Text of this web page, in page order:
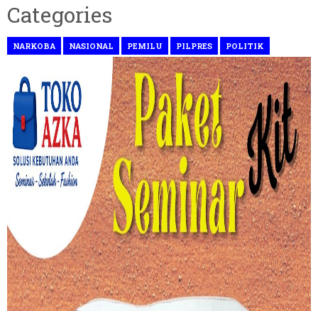
Categories
NARKOBA NASIONAL PEMILU PILPRES POLITIK